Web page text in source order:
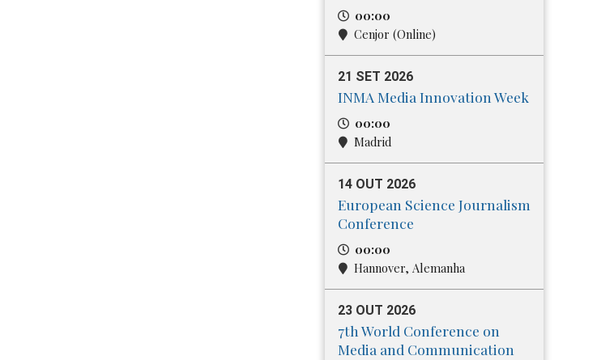
00:00
Cenjor (Online)
21 SET 2026
INMA Media Innovation Week
00:00
Madrid
14 OUT 2026
European Science Journalism
Conference
00:00
Hannover, Alemanha
23 OUT 2026
7th World Conference on
Media and Communication